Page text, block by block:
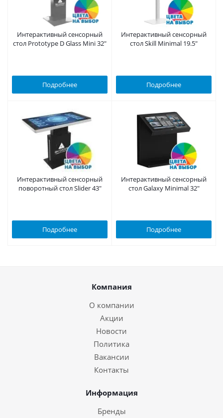
Интерактивный сенсорный
стол Prototype D Glass Mini 32"
Подробнее
Интерактивный сенсорный
стол Skill Minimal 19.5"
Подробнее
Интерактивный сенсорный
поворотный стол Slider 43"
Подробнее
Интерактивный сенсорный
стол Galaxy Minimal 32"
Подробнее
Компания
О компании
Акции
Новости
Политика
Вакансии
Контакты
Информация
Бренды